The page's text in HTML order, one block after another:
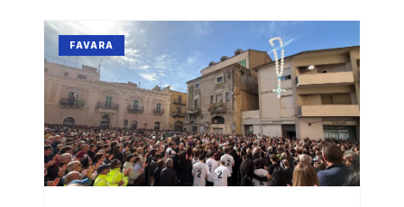
FAVARA